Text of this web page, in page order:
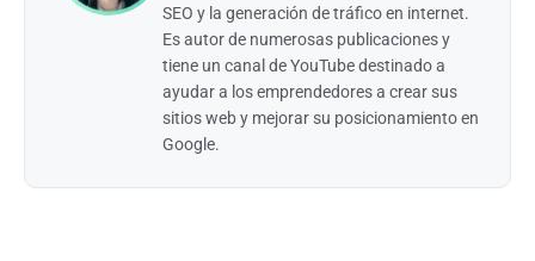
SEO y la generación de tráfico en internet.
Es autor de numerosas publicaciones y
tiene un canal de YouTube destinado a
ayudar a los emprendedores a crear sus
sitios web y mejorar su posicionamiento en
Google.